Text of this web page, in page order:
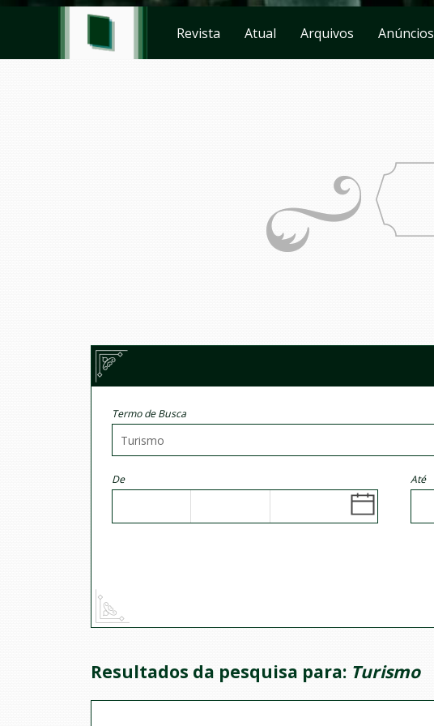
Revista Atual Arquivos Anúncios
Termo de Busca
De Até
Resultados da pesquisa para: Turismo